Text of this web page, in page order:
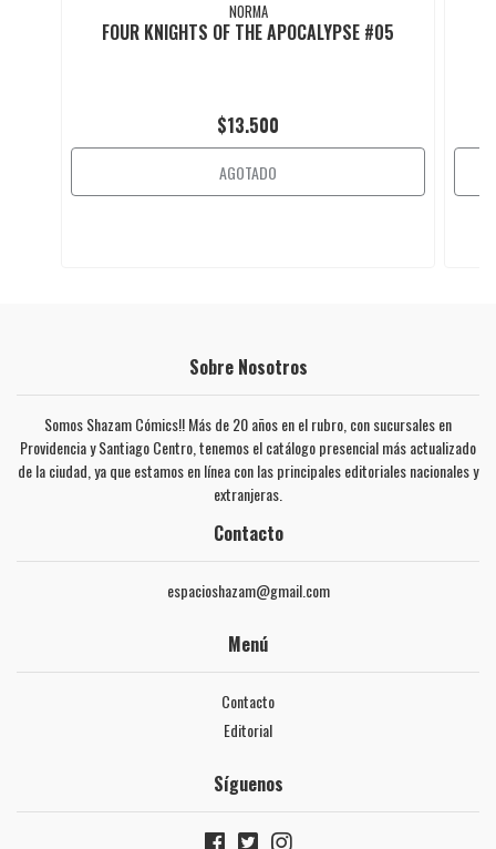
NORMA
FOUR KNIGHTS OF THE APOCALYPSE #05
$13.500
AGOTADO
Sobre Nosotros
Somos Shazam Cómics!! Más de 20 años en el rubro, con sucursales en
Providencia y Santiago Centro, tenemos el catálogo presencial más actualizado
de la ciudad, ya que estamos en línea con las principales editoriales nacionales y
extranjeras.
Contacto
espacioshazam@gmail.com
Menú
Contacto
Editorial
Síguenos